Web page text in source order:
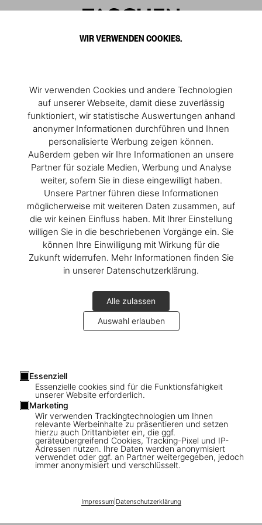
WIR VERWENDEN COOKIES.
Wir verwenden Cookies und andere Technologien
auf unserer Webseite, damit diese zuverlässig
funktioniert, wir statistische Auswertungen anhand
anonymer Informationen durchführen und Ihnen
personalisierte Werbung zeigen können.
Außerdem geben wir Ihre Informationen an unsere
Partner für soziale Medien, Werbung und Analyse
weiter, sofern Sie in diese eingewilligt haben.
Unsere Partner führen diese Informationen
möglicherweise mit weiteren Daten zusammen, auf
die wir keinen Einfluss haben. Mit Ihrer Einstellung
willigen Sie in die beschriebenen Vorgänge ein. Sie
können Ihre Einwilligung mit Wirkung für die
Zukunft widerrufen. Mehr Informationen finden Sie
in unserer Datenschutzerklärung.
Alle zulassen
Auswahl erlauben
Essenziell
Essenzielle cookies sind für die Funktionsfähigkeit
unserer Website erforderlich.
Marketing
Wir verwenden Trackingtechnologien um Ihnen
relevante Werbeinhalte zu präsentieren und setzen
hierzu auch Drittanbieter ein, die ggf.
geräteübergreifend Cookies, Tracking-Pixel und IP-
Adressen nutzen. Ihre Daten werden anonymisiert
verwendet oder ggf. an Partner weitergegeben, jedoch
immer anonymisiert und verschlüsselt.
Impressum| Datenschutzerklärung
Anna Atkins. A Female Pioneer of Early Photography
These beautifully detailed images show the remarkable legacy
science and photography with her signature ‘cyanotype’ prints
Connect
Company
Verbraucherinformationen